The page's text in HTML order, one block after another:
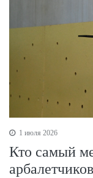
1 июля 2026
Кто самый